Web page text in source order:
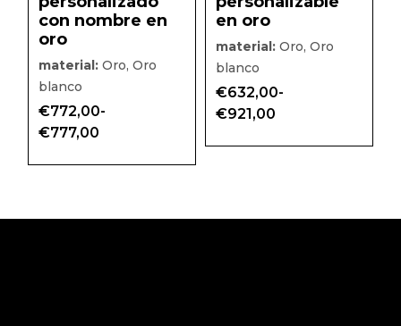
página
con nombre en
oro
material: Oro, Oro
blanco
€772,00-
€777,00
Rango
de
desde
en oro
material:Oro, Oro
blanco
€632,00-
€921,00
Rango
de
desde